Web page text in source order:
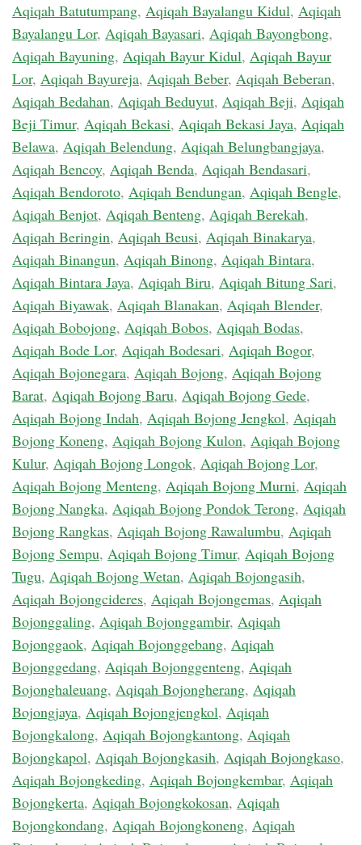
Aqiqah Batutumpang, Aqiqah Bayalangu Kidul, Aqiqah
Bayalangu Lor, Aqiqah Bayasari, Aqiqah Bayongbong,
Aqiqah Bayuning, Aqiqah Bayur Kidul, Aqiqah Bayur
Lor, Aqiqah Bayureja, Aqiqah Beber, Aqiqah Beberan,
Aqiqah Bedahan, Aqiqah Beduyut, Aqiqah Beji, Aqiqah
Beji Timur, Aqiqah Bekasi, Aqiqah Bekasi Jaya, Aqiqah
Belawa, Aqiqah Belendung, Aqiqah Belungbangjaya,
Aqiqah Bencoy, Aqiqah Benda, Aqiqah Bendasari,
Aqiqah Bendoroto, Aqiqah Bendungan, Aqiqah Bengle,
Aqiqah Benjot, Aqiqah Benteng, Aqiqah Berekah,
Aqiqah Beringin, Aqiqah Beusi, Aqiqah Binakarya,
Aqiqah Binangun, Aqiqah Binong, Aqiqah Bintara,
Aqiqah Bintara Jaya, Aqiqah Biru, Aqiqah Bitung Sari,
Aqiqah Biyawak, Aqiqah Blanakan, Aqiqah Blender,
Aqiqah Bobojong, Aqiqah Bobos, Aqiqah Bodas,
Aqiqah Bode Lor, Aqiqah Bodesari, Aqiqah Bogor,
Aqiqah Bojonegara, Aqiqah Bojong, Aqiqah Bojong
Barat, Aqiqah Bojong Baru, Aqiqah Bojong Gede,
Aqiqah Bojong Indah, Aqiqah Bojong Jengkol, Aqiqah
Bojong Koneng, Aqiqah Bojong Kulon, Aqiqah Bojong
Kulur, Aqiqah Bojong Longok, Aqiqah Bojong Lor,
Aqiqah Bojong Menteng, Aqiqah Bojong Murni, Aqiqah
Bojong Nangka, Aqiqah Bojong Pondok Terong, Aqiqah
Bojong Rangkas, Aqiqah Bojong Rawalumbu, Aqiqah
Bojong Sempu, Aqiqah Bojong Timur, Aqiqah Bojong
Tugu, Aqiqah Bojong Wetan, Aqiqah Bojongasih,
Aqiqah Bojongcideres, Aqiqah Bojongemas, Aqiqah
Bojonggaling, Aqiqah Bojonggambir, Aqiqah
Bojonggaok, Aqiqah Bojonggebang, Aqiqah
Bojonggedang, Aqiqah Bojonggenteng, Aqiqah
Bojonghaleuang, Aqiqah Bojongherang, Aqiqah
Bojongjaya, Aqiqah Bojongjengkol, Aqiqah
Bojongkalong, Aqiqah Bojongkantong, Aqiqah
Bojongkapol, Aqiqah Bojongkasih, Aqiqah Bojongkaso,
Aqiqah Bojongkeding, Aqiqah Bojongkembar, Aqiqah
Bojongkerta, Aqiqah Bojongkokosan, Aqiqah
Bojongkondang, Aqiqah Bojongkoneng, Aqiqah